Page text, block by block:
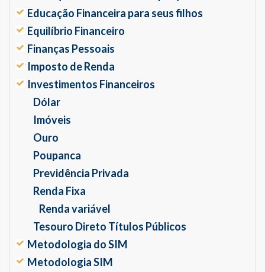
Educação Financeira para seus filhos
Equilíbrio Financeiro
Finanças Pessoais
Imposto de Renda
Investimentos Financeiros
Dólar
Imóveis
Ouro
Poupanca
Previdência Privada
Renda Fixa
Renda variável
Tesouro Direto Títulos Públicos
Metodologia do SIM
Metodologia SIM